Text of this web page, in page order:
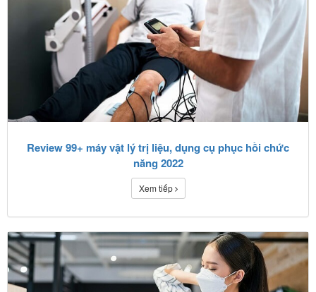
Review 99+ máy vật lý trị liệu, dụng cụ phục hồi chức
năng 2022
Xem tiếp